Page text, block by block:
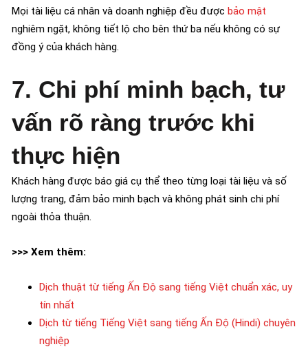
Mọi tài liệu cá nhân và doanh nghiệp đều được bảo mật
nghiêm ngặt, không tiết lộ cho bên thứ ba nếu không có sự
đồng ý của khách hàng.
7. Chi phí minh bạch, tư
vấn rõ ràng trước khi
thực hiện
Khách hàng được báo giá cụ thể theo từng loại tài liệu và số
lượng trang, đảm bảo minh bạch và không phát sinh chi phí
ngoài thỏa thuận.
>>> Xem thêm:
Dịch thuật từ tiếng Ấn Độ sang tiếng Việt chuẩn xác, uy
tín nhất
Dịch từ tiếng Tiếng Việt sang tiếng Ấn Độ (Hindi) chuyên
nghiệp